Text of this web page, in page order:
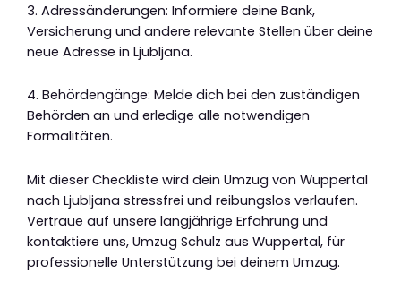
3. Adressänderungen: Informiere deine Bank,
Versicherung und andere relevante Stellen über deine
neue Adresse in Ljubljana.
4. Behördengänge: Melde dich bei den zuständigen
Behörden an und erledige alle notwendigen
Formalitäten.
Mit dieser Checkliste wird dein Umzug von Wuppertal
nach Ljubljana stressfrei und reibungslos verlaufen.
Vertraue auf unsere langjährige Erfahrung und
kontaktiere uns, Umzug Schulz aus Wuppertal, für
professionelle Unterstützung bei deinem Umzug.